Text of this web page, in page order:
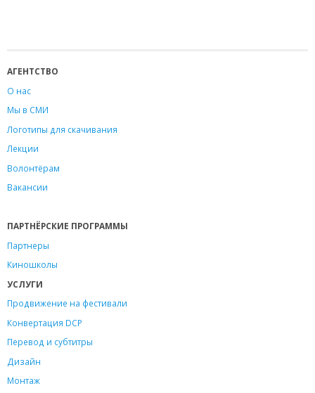
АГЕНТСТВО
О нас
Мы в СМИ
Логотипы для скачивания
Лекции
Волонтёрам
Вакансии
ПАРТНЁРСКИЕ ПРОГРАММЫ
Партнеры
Киношколы
УСЛУГИ
Продвижение на фестивали
Конвертация DCP
Перевод и субтитры
Дизайн
Монтаж